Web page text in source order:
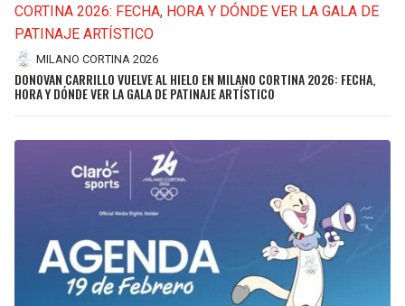
MILANO CORTINA 2026
DONOVAN CARRILLO VUELVE AL HIELO EN MILANO CORTINA 2026: FECHA,
HORA Y DÓNDE VER LA GALA DE PATINAJE ARTÍSTICO